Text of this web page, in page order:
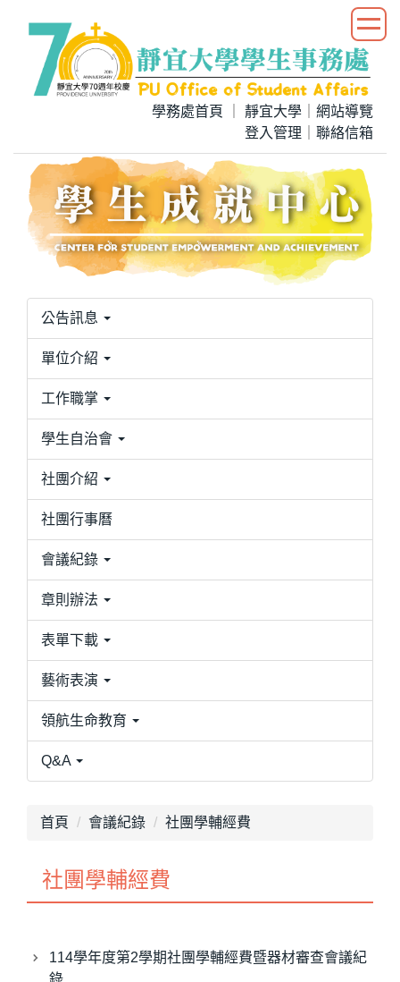
學務處首頁 靜宜大學
網站導覽
登入管理
聯絡信箱
公告訊息
單位介紹
工作職掌
學生自治會
社團介紹
社團行事曆
會議紀錄
章則辦法
表單下載
藝術表演
領航生命教育
Q&A
首頁 會議紀錄 社團學輔經費
社團學輔經費
114學年度第2學期社團學輔經費暨器材審查會議紀
錄